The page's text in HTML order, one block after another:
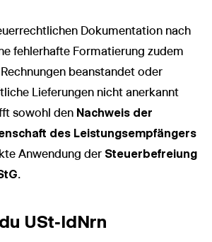
Dokumentation nach
fehlerhafte Formatierung zudem
beanstandet oder
Lieferungen nicht anerkannt
sowohl den Nachweis der
des Leistungsempfängers
Anwendung der Steuerbefreiung
.
USt‑IdNrn